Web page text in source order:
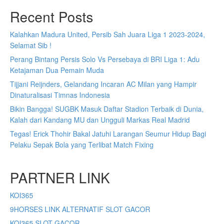
Recent Posts
Kalahkan Madura United, Persib Sah Juara Liga 1 2023-2024,
Selamat Sib !
Perang Bintang Persis Solo Vs Persebaya di BRI Liga 1: Adu
Ketajaman Dua Pemain Muda
Tijjani Reijnders, Gelandang Incaran AC Milan yang Hampir
Dinaturalisasi Timnas Indonesia
Bikin Bangga! SUGBK Masuk Daftar Stadion Terbaik di Dunia,
Kalah dari Kandang MU dan Ungguli Markas Real Madrid
Tegas! Erick Thohir Bakal Jatuhi Larangan Seumur Hidup Bagi
Pelaku Sepak Bola yang Terlibat Match Fixing
PARTNER LINK
KOI365
9HORSES LINK ALTERNATIF SLOT GACOR